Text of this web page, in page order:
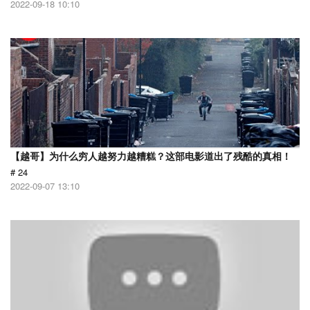
2022-09-18 10:10
【越哥】为什么穷人越努力越糟糕？这部电影道出了残酷的真相！
# 24
2022-09-07 13:10